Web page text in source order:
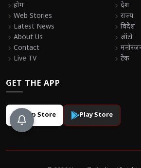
chevron_right होम
chevron_right Web Stories
chevron_right Latest News
chevron_right About Us
chevron_right Contact
chevron_right Live TV
chevron_right देश
chevron_right राज्य
chevron_right विदेश
chevron_right ऑटो
chevron_right
chevron_right टेक
GET THE APP
App Store Play Store